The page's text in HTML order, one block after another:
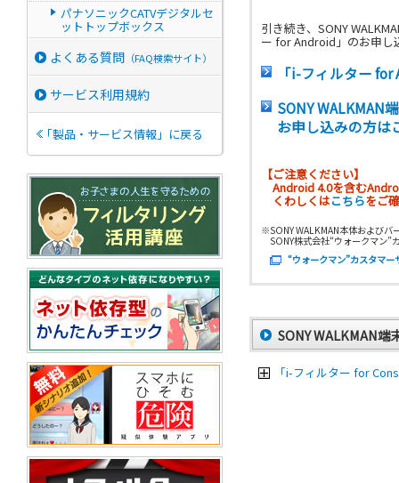
引き続き、SONY
ー for Android」のお申し
「i-フィルター
SONY WALKMAN
お申し込みの方は
【ご注意ください】
Android 4.0を含む
くわしくはこちらをご
※SONY WALKMAN本体および
SONY株式会社“ウォークマン”
“ウォークマン”カスタマー
SONY WALKMAN端
「i-フィルター for
パナソニックCATVデジタルセ
ットトップボックス
よくある質問 （FAQ検索サイト）
サービス利用規約
「製品・サービス情報」に戻る